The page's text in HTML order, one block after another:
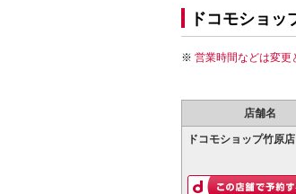
ドコモショッ
営業時間などは変更
店舗名
ドコモショップ竹原店